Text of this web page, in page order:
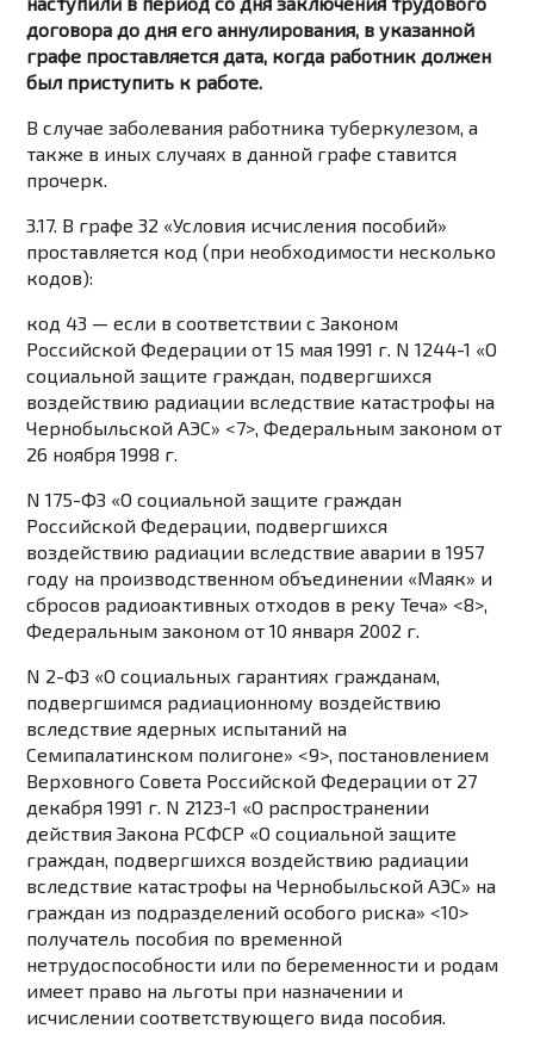
договора до дня его аннулирования, в указанной
графе проставляется дата, когда работник должен
был приступить к работе.
В случае заболевания работника туберкулезом, а
также в иных случаях в данной графе ставится
прочерк.
3.17. В графе 32 «Условия исчисления пособий»
проставляется код (при необходимости несколько
кодов):
код 43 — если в соответствии с Законом
Российской Федерации от 15 мая 1991 г. N 1244-1 «О
социальной защите граждан, подвергшихся
воздействию радиации вследствие катастрофы на
Чернобыльской АЭС» <7>, Федеральным законом от
26 ноября 1998 г.
N 175-ФЗ «О социальной защите граждан
Российской Федерации, подвергшихся
воздействию радиации вследствие аварии в 1957
году на производственном объединении «Маяк» и
сбросов радиоактивных отходов в реку Теча» <8>,
Федеральным законом от 10 января 2002 г.
N 2-ФЗ «О социальных гарантиях гражданам,
подвергшимся радиационному воздействию
вследствие ядерных испытаний на
Семипалатинском полигоне» <9>, постановлением
Верховного Совета Российской Федерации от 27
декабря 1991 г. N 2123-1 «О распространении
действия Закона РСФСР «О социальной защите
граждан, подвергшихся воздействию радиации
вследствие катастрофы на Чернобыльской АЭС» на
граждан из подразделений особого риска» <10>
получатель пособия по временной
нетрудоспособности или по беременности и родам
имеет право на льготы при назначении и
исчислении соответствующего вида пособия.